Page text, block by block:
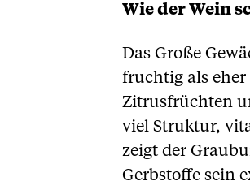
Wie der Wein
Das Große
fruchtig als
Zitrusfrüchten
viel Struktur,
zeigt der
Gerbstoffe sein